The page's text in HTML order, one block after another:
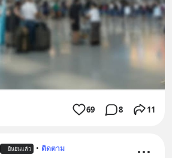
69 8 11
ยืนยันแล้ว • ติดตาม